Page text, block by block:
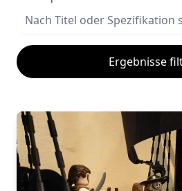
Ergebnisse